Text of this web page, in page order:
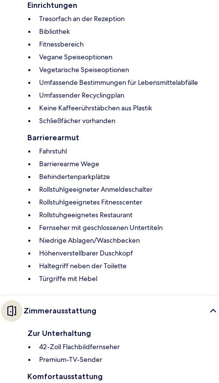
Einrichtungen
Tresorfach an der Rezeption
Bibliothek
Fitnessbereich
Vegane Speiseoptionen
Vegetarische Speiseoptionen
Umfassende Bestimmungen für Lebensmittelabfälle
Umfassender Recyclingplan
Keine Kaffeerührstäbchen aus Plastik
Schließfächer vorhanden
Barrierearmut
Fahrstuhl
Barrierearme Wege
Behindertenparkplätze
Rollstuhlgeeigneter Anmeldeschalter
Rollstuhlgeeignetes Fitnesscenter
Rollstuhgeeignetes Restaurant
Fernseher mit geschlossenen Untertiteln
Niedrige Ablagen/Waschbecken
Höhenverstellbarer Duschkopf
Haltegriff neben der Toilette
Türgriffe mit Hebel
Zimmerausstattung
Zur Unterhaltung
42-Zoll Flachbildfernseher
Premium-TV-Sender
Komfortausstattung